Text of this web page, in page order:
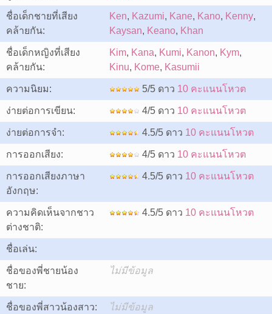
ชื่อเด็กชายที่เสียง
คล้ายกัน:
Ken, Kazumi, Kane, Kano, Kenny,
Kaysan, Keano, Khan
ชื่อเด็กหญิงที่เสียง
คล้ายกัน:
Kim, Kana, Kumi, Kanon, Kym,
Kinu, Kome, Kasumii
ความนิยม: 5/5 ดาว 10 คะแนนโหวต
ง่ายต่อการเขียน: 4/5 ดาว 10 คะแนนโหวต
ง่ายต่อการจำ: 4.5/5 ดาว 10 คะแนนโหวต
การออกเสียง: 4/5 ดาว 10 คะแนนโหวต
การออกเสียงภาษา
อังกฤษ:
4.5/5 ดาว 10 คะแนนโหวต
ความคิดเห็นจากชาว
ต่างชาติ:
4.5/5 ดาว 10 คะแนนโหวต
ชื่อเล่น:
ชื่อของพี่ชายน้อง
ชาย:
ไม่มีข้อมูล
ชื่อของพี่สาวน้องสาว: ไม่มีข้อมูล